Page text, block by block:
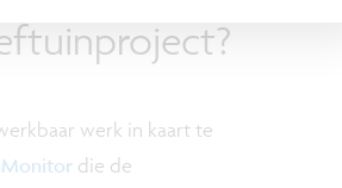
werk in kaart te
die de